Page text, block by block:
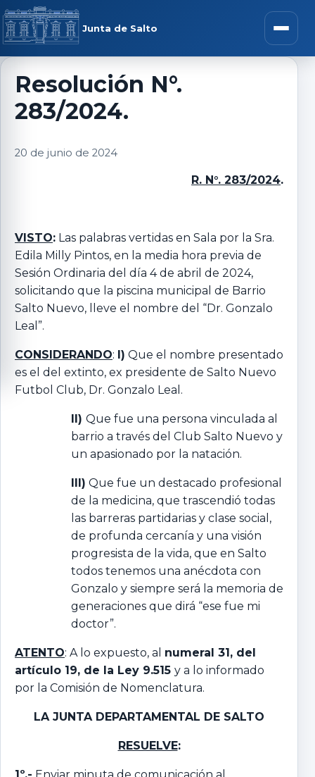
Saltar al contenido
Junta de Salto Abrir
menú
Resolución N°.
283/2024.
20 de junio de 2024
R. N°. 283/2024.
VISTO: Las palabras vertidas en Sala por la Sra.
Edila Milly Pintos, en la media hora previa de
Sesión Ordinaria del día 4 de abril de 2024,
solicitando que la piscina municipal de Barrio
Salto Nuevo, lleve el nombre del “Dr. Gonzalo
Leal”.
CONSIDERANDO: I) Que el nombre presentado
es el del extinto, ex presidente de Salto Nuevo
Futbol Club, Dr. Gonzalo Leal.
II) Que fue una persona vinculada al
barrio a través del Club Salto Nuevo y
un apasionado por la natación.
III) Que fue un destacado profesional
de la medicina, que trascendió todas
las barreras partidarias y clase social,
de profunda cercanía y una visión
progresista de la vida, que en Salto
todos tenemos una anécdota con
Gonzalo y siempre será la memoria de
generaciones que dirá “ese fue mi
doctor”.
ATENTO: A lo expuesto, al numeral 31, del
artículo 19, de la Ley 9.515 y a lo informado
por la Comisión de Nomenclatura.
LA JUNTA DEPARTAMENTAL DE SALTO
RESUELVE: